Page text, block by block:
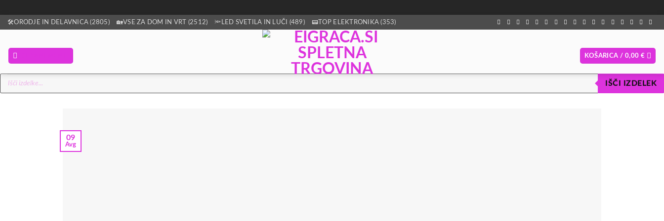
Skoči
🛠️ORODJE IN DELAVNICA (2805) 🏡VSE ZA DOM IN VRT (2512) 🔦LED SVETILA IN LUČI (489) 📟TOP ELEKTRONIKA (353)
KOŠARICA / 0,00 €
Products
search
IŠČI IZDELEK
09
Avg